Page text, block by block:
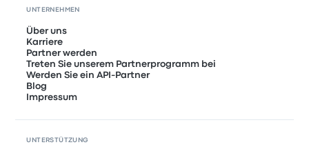
UNTERNEHMEN
Über uns
Karriere
Partner werden
Treten Sie unserem Partnerprogramm bei
Werden Sie ein API-Partner
Blog
Impressum
UNTERSTÜTZUNG